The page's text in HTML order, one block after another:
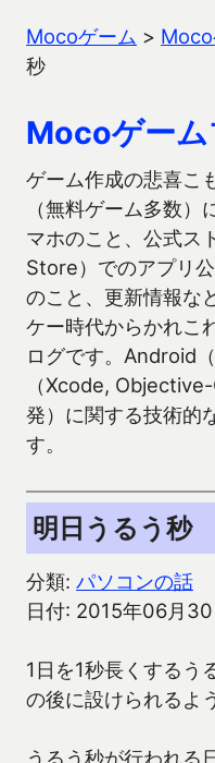
Mocoゲーム >
秒
Mocoゲー
ゲーム作成の悲喜こ
（無料ゲーム多数
マホのこと、公式ス
Store）でのアプリ
のこと、更新情報な
ケー時代からかれこ
ログです。Android
（Xcode,
発）に関する技術的
す。
明日うるう秒
分類: パソコンの話
日付: 2015年06月
1日を1秒長くするう
の後に設けられるよ
うるう秒が行われる